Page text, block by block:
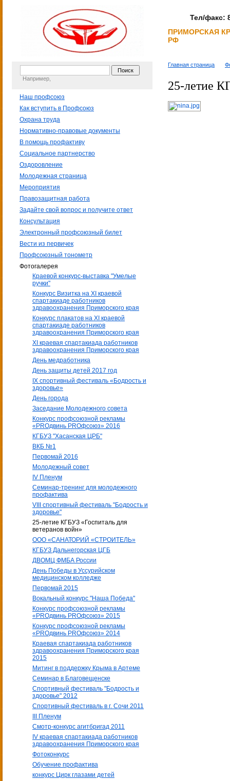
Тел/факс:
ПРИМОРСКАЯ
РФ
Например,
Наш профсоюз
Как вступить в Профсоюз
Охрана труда
Нормативно-правовые документы
В помощь профактиву
Социальное партнерство
Оздоровление
Молодежная страница
Мероприятия
Правозащитная работа
Задайте свой вопрос и получите ответ
Консультация
Электронный профсоюзный билет
Вести из первичек
Профсоюзный тонометр
Фотогалерея
Краевой конкурс-выставка "Умелые
ручки"
Конкурс Визитка на XI краевой
спартакиаде работников
здравоохранения Приморского края
Конкурс плакатов на XI краевой
спартакиаде работников
здравоохранения Приморского края
XI краевая спартакиада работников
здравоохранения Приморского края
День медработника
День защиты детей 2017 год
IX спортивный фестиваль «Бодрость и
здоровье»
День города
Заседание Молодежного совета
Конкурс профсоюзной рекламы
«PROдвинь РRОфсоюз» 2016
КГБУЗ "Хасанская ЦРБ"
ВКБ №1
Первомай 2016
Молодежный совет
IV Пленум
Семинар-тренинг для молодежного
профактива
VIII спортивный фестиваль "Бодрость и
здоровье"
25-летие КГБУЗ «Госпиталь для
ветеранов войн»
ООО «САНАТОРИЙ «СТРОИТЕЛЬ»
КГБУЗ Дальнегорская ЦГБ
ДВОМЦ ФМБА России
День Победы в Уссурийском
медицинском колледже
Первомай 2015
Вокальный конкурс "Наша Победа"
Конкурс профсоюзной рекламы
«PROдвинь РRОфсоюз» 2015
Конкурс профсоюзной рекламы
«PROдвинь РRОфсоюз» 2014
Краевая спартакиада работников
здравоохранения Приморского края
2015
Митинг в поддержку Крыма в Артеме
Семинар в Благовещенске
Спортивный фестиваль "Бодрость и
здоровье" 2012
Спортивный фестиваль в г. Сочи 2011
III Пленум
Смотр-конкурс агитбригад 2011
IV краевая спартакиада работников
здравоохранения Приморского края
Фотоконкурс
Обучение профактива
конкурс Цирк глазами детей
Главная страница
25-летие